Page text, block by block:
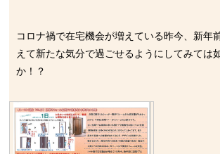
コロナ禍で在宅機会が増えている昨今、新年
えて新たな気分で過ごせるようにしてみては
か！？